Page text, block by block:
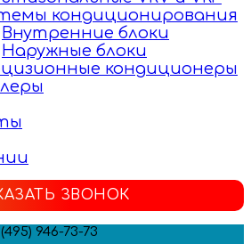
кондиционирования
Внутренние блоки
Наружные блоки
кондиционеры
ЗВОНОК
946-73-73